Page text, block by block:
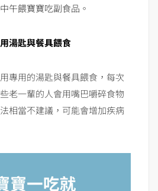
午餵寶寶吃副食品。
湯匙與餐具餵食
專用的湯匙與餐具餵食，每次
老一輩的人會用嘴巴嚼碎食物
相當不建議，可能會增加疾病